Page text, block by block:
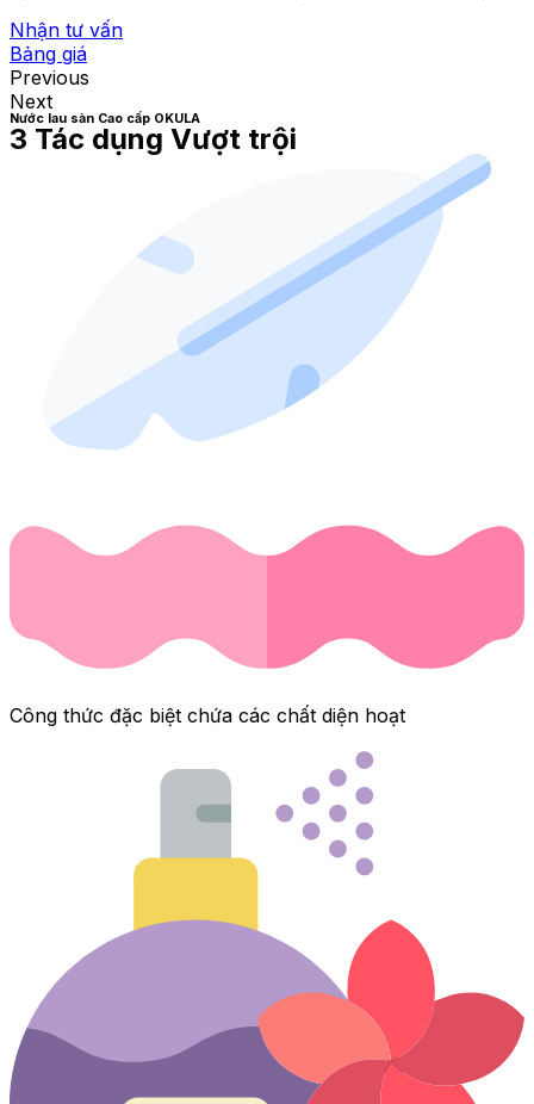
Nhận tư vấn
Bảng giá
Previous
Next
Nước lau sàn Cao cấp OKULA​
3 Tác dụng Vượt trội
Công thức đặc biệt chứa các chất diện hoạt